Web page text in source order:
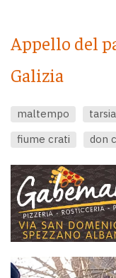
Appello del
Galizia
maltempo tarsia
fiume crati
don